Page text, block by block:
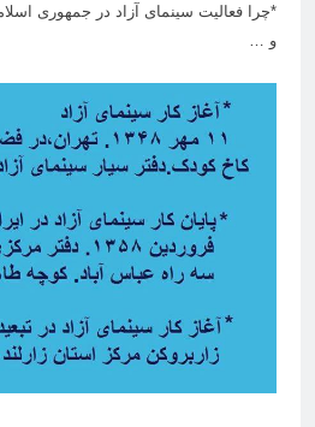
*چرا فعالیت سینمای آزاد در جمهوری
و …